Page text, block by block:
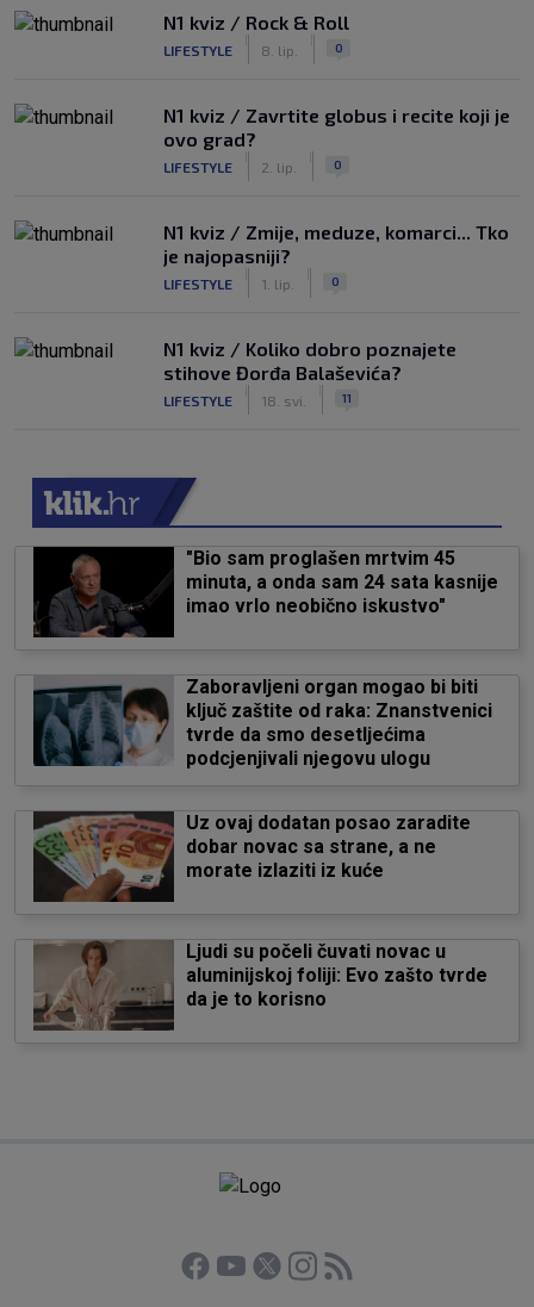
N1 kviz / Rock & Roll
LIFESTYLE 8. lip. 0
N1 kviz / Zavrtite globus i recite koji je
ovo grad?
LIFESTYLE 2. lip. 0
N1 kviz / Zmije, meduze, komarci... Tko
je najopasniji?
LIFESTYLE 1. lip. 0
N1 kviz / Koliko dobro poznajete
stihove Đorđa Balaševića?
LIFESTYLE 18. svi. 11
"Bio sam proglašen mrtvim 45
minuta, a onda sam 24 sata kasnije
imao vrlo neobično iskustvo"
Zaboravljeni organ mogao bi biti
ključ zaštite od raka: Znanstvenici
tvrde da smo desetljećima
podcjenjivali njegovu ulogu
Uz ovaj dodatan posao zaradite
dobar novac sa strane, a ne
morate izlaziti iz kuće
Ljudi su počeli čuvati novac u
aluminijskoj foliji: Evo zašto tvrde
da je to korisno